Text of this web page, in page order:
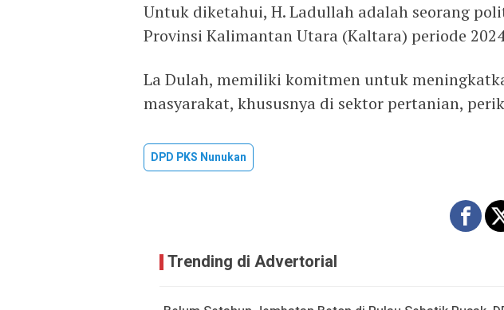
Untuk diketahui, H. Ladullah adalah seorang
Provinsi Kalimantan Utara (Kaltara) periode
La Dulah, memiliki komitmen untuk
masyarakat, khususnya di sektor pertanian,
DPD PKS Nunukan
Trending di Advertorial